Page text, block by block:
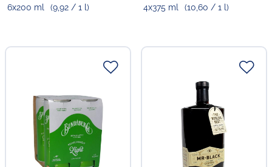
6x200 ml (9,92 / 1 l) 4x375 ml (10,60 / 1 l)